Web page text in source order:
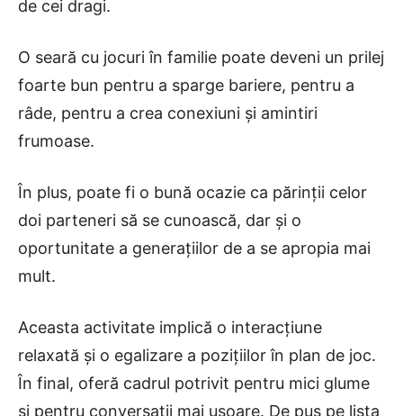
de cei dragi.
O seară cu jocuri în familie poate deveni un prilej
foarte bun pentru a sparge bariere, pentru a
râde, pentru a crea conexiuni și amintiri
frumoase.
În plus, poate fi o bună ocazie ca părinții celor
doi parteneri să se cunoască, dar și o
oportunitate a generațiilor de a se apropia mai
mult.
Aceasta activitate implică o interacțiune
relaxată și o egalizare a pozițiilor în plan de joc.
În final, oferă cadrul potrivit pentru mici glume
și pentru conversații mai ușoare. De pus pe lista